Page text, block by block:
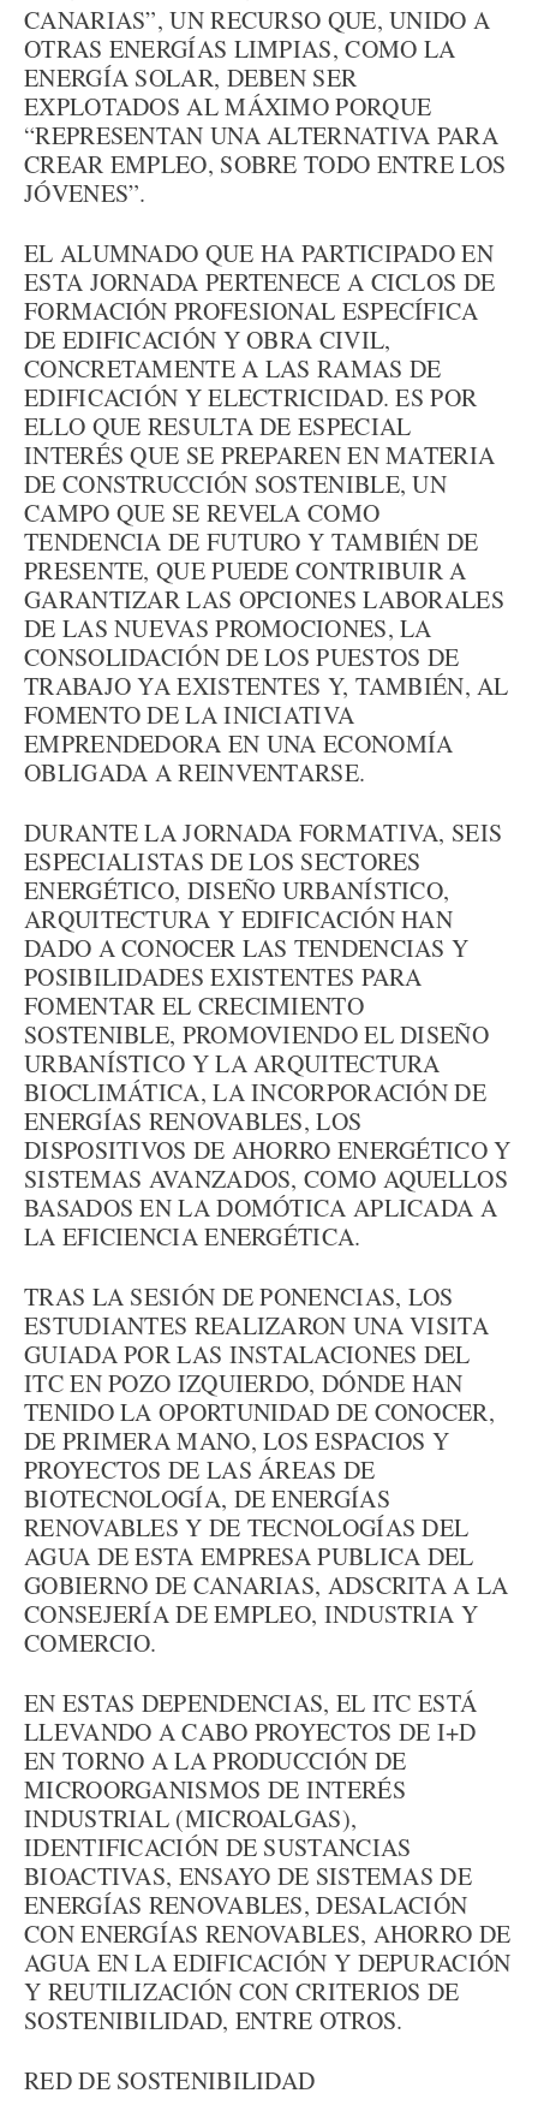
CANARIAS”, UN RECURSO QUE, UNIDO A
OTRAS ENERGÍAS LIMPIAS, COMO LA
ENERGÍA SOLAR, DEBEN SER
EXPLOTADOS AL MÁXIMO PORQUE
“REPRESENTAN UNA ALTERNATIVA PARA
CREAR EMPLEO, SOBRE TODO ENTRE LOS
JÓVENES”.
EL ALUMNADO QUE HA PARTICIPADO EN
ESTA JORNADA PERTENECE A CICLOS DE
FORMACIÓN PROFESIONAL ESPECÍFICA
DE EDIFICACIÓN Y OBRA CIVIL,
CONCRETAMENTE A LAS RAMAS DE
EDIFICACIÓN Y ELECTRICIDAD. ES POR
ELLO QUE RESULTA DE ESPECIAL
INTERÉS QUE SE PREPAREN EN MATERIA
DE CONSTRUCCIÓN SOSTENIBLE, UN
CAMPO QUE SE REVELA COMO
TENDENCIA DE FUTURO Y TAMBIÉN DE
PRESENTE, QUE PUEDE CONTRIBUIR A
GARANTIZAR LAS OPCIONES LABORALES
DE LAS NUEVAS PROMOCIONES, LA
CONSOLIDACIÓN DE LOS PUESTOS DE
TRABAJO YA EXISTENTES Y, TAMBIÉN, AL
FOMENTO DE LA INICIATIVA
EMPRENDEDORA EN UNA ECONOMÍA
OBLIGADA A REINVENTARSE.
DURANTE LA JORNADA FORMATIVA, SEIS
ESPECIALISTAS DE LOS SECTORES
ENERGÉTICO, DISEÑO URBANÍSTICO,
ARQUITECTURA Y EDIFICACIÓN HAN
DADO A CONOCER LAS TENDENCIAS Y
POSIBILIDADES EXISTENTES PARA
FOMENTAR EL CRECIMIENTO
SOSTENIBLE, PROMOVIENDO EL DISEÑO
URBANÍSTICO Y LA ARQUITECTURA
BIOCLIMÁTICA, LA INCORPORACIÓN DE
ENERGÍAS RENOVABLES, LOS
DISPOSITIVOS DE AHORRO ENERGÉTICO Y
SISTEMAS AVANZADOS, COMO AQUELLOS
BASADOS EN LA DOMÓTICA APLICADA A
LA EFICIENCIA ENERGÉTICA.
TRAS LA SESIÓN DE PONENCIAS, LOS
ESTUDIANTES REALIZARON UNA VISITA
GUIADA POR LAS INSTALACIONES DEL
ITC EN POZO IZQUIERDO, DÓNDE HAN
TENIDO LA OPORTUNIDAD DE CONOCER,
DE PRIMERA MANO, LOS ESPACIOS Y
PROYECTOS DE LAS ÁREAS DE
BIOTECNOLOGÍA, DE ENERGÍAS
RENOVABLES Y DE TECNOLOGÍAS DEL
AGUA DE ESTA EMPRESA PUBLICA DEL
GOBIERNO DE CANARIAS, ADSCRITA A LA
CONSEJERÍA DE EMPLEO, INDUSTRIA Y
COMERCIO.
EN ESTAS DEPENDENCIAS, EL ITC ESTÁ
LLEVANDO A CABO PROYECTOS DE I+D
EN TORNO A LA PRODUCCIÓN DE
MICROORGANISMOS DE INTERÉS
INDUSTRIAL (MICROALGAS),
IDENTIFICACIÓN DE SUSTANCIAS
BIOACTIVAS, ENSAYO DE SISTEMAS DE
ENERGÍAS RENOVABLES, DESALACIÓN
CON ENERGÍAS RENOVABLES, AHORRO DE
AGUA EN LA EDIFICACIÓN Y DEPURACIÓN
Y REUTILIZACIÓN CON CRITERIOS DE
SOSTENIBILIDAD, ENTRE OTROS.
RED DE SOSTENIBILIDAD